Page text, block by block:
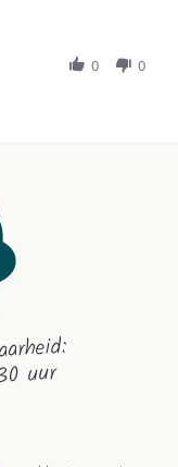
0 0
uur